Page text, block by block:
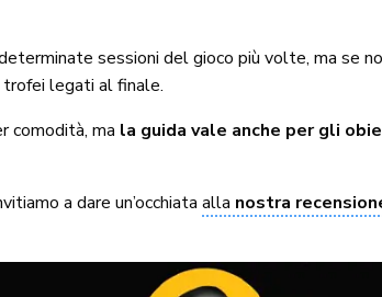
sessioni del gioco più volte, ma se
trofei legati al finale.
comodità, ma la guida vale anche per gli
a dare un’occhiataalla nostra